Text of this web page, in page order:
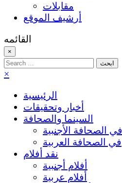
مقابلات
أرشيف الموقع
القائمه
×
Search
for:
×
الرئيسية
أخبار وتحقيقات
السينما والصحافة
في الصحافة الأجنبية
في الصحافة العربية
نقد أفلام
أفلام أجنبية
أفلام عربية